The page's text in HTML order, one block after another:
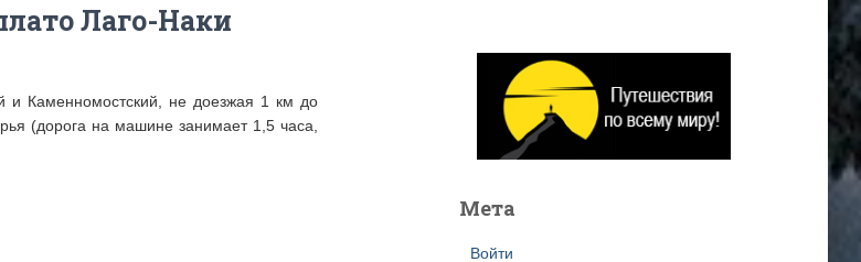
Лаго-Наки
и Каменномостский, не доезжая 1 км до
(дорога на машине занимает 1,5 часа,
Мета
Войти